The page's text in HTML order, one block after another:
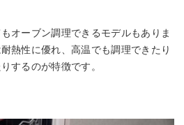
オーブン調理できるモデルもありま
熱性に優れ、高温でも調理できたり
するのが特徴です。